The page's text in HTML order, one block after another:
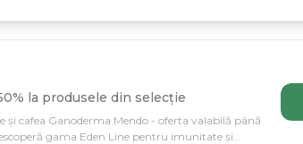
la produsele din selecție
și cafea Ganoderma Mendo - oferta valabilă până
gama Eden Line pentru imunitate și